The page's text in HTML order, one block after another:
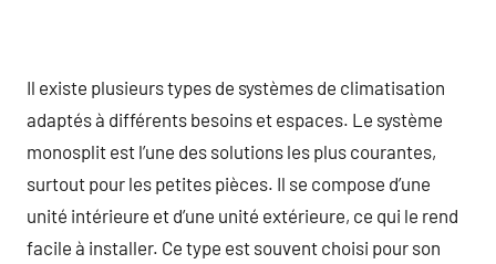
Il existe plusieurs types de systèmes de climatisation
adaptés à différents besoins et espaces. Le système
monosplit est l’une des solutions les plus courantes,
surtout pour les petites pièces. Il se compose d’une
unité intérieure et d’une unité extérieure, ce qui le rend
facile à installer. Ce type est souvent choisi pour son